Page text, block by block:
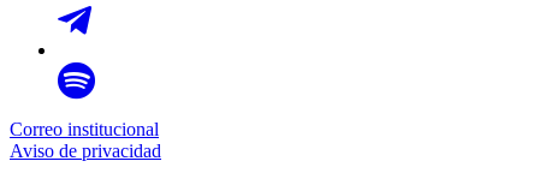
Correo institucional
Aviso de privacidad